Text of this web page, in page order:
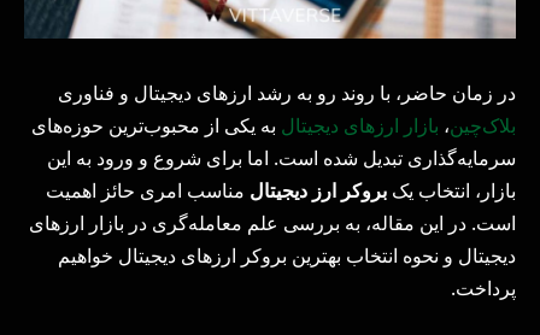
در زمان حاضر، با روند رو به رشد ارزهای دیجیتال و فناوری
بلاک‌چین، بازار ارزهای دیجیتال به یکی از محبوب‌ترین حوزه‌های
سرمایه‌گذاری تبدیل شده است. اما برای شروع و ورود به این
بازار، انتخاب یک بروکر ارز دیجیتال مناسب امری حائز اهمیت
است. در این مقاله، به بررسی علم معامله‌گری در بازار ارزهای
دیجیتال و نحوه انتخاب بهترین بروکر ارزهای دیجیتال خواهیم
پرداخت.